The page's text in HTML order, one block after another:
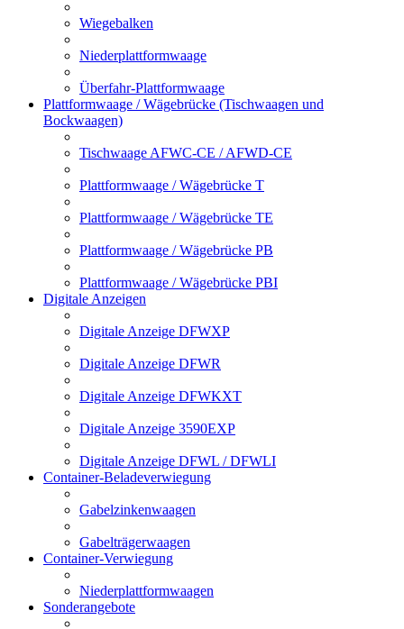
Wiegebalken
Niederplattformwaage
Überfahr-Plattformwaage
Plattformwaage / Wägebrücke (Tischwaagen und
Bockwaagen)
Tischwaage AFWC-CE / AFWD-CE
Plattformwaage / Wägebrücke T
Plattformwaage / Wägebrücke TE
Plattformwaage / Wägebrücke PB
Plattformwaage / Wägebrücke PBI
Digitale Anzeigen
Digitale Anzeige DFWXP
Digitale Anzeige DFWR
Digitale Anzeige DFWKXT
Digitale Anzeige 3590EXP
Digitale Anzeige DFWL / DFWLI
Container-Beladeverwiegung
Gabelzinkenwaagen
Gabelträgerwaagen
Container-Verwiegung
Niederplattformwaagen
Sonderangebote